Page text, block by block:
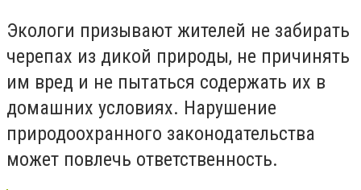
Экологи призывают жителей не забирать
черепах из дикой природы, не причинять
им вред и не пытаться содержать их в
домашних условиях. Нарушение
природоохранного законодательства
может повлечь ответственность.